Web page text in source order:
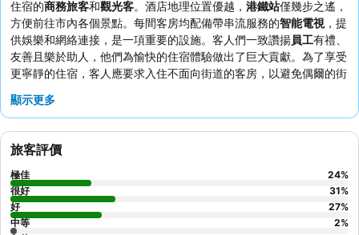
住宿的商務旅客和觀光客。酒店地理位置優越， 港鐵站僅幾步之遙，
方便前往市內各個景點。每間客房均配備帶串流服務的智能電視 ，提
供娛樂和網絡連接，是一項重要的設施。客人們一致讚揚員工有禮、
友善且樂於助人，他們為愉快的住宿體驗做出了巨大貢獻。為了享受
更寧靜的住宿，客人應要求入住不面向街道的客房，以避免偶爾的街
顯示更多
旅客評價
極佳 24%
很好
31%
好
27%
中等
2%